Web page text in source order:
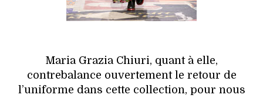
Maria Grazia Chiuri, quant à elle,
contrebalance ouvertement le retour de
l’uniforme dans cette collection, pour nous